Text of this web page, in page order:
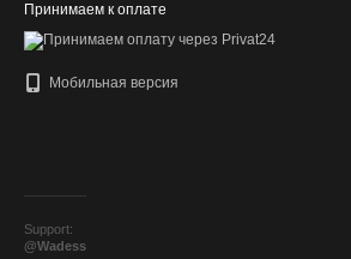
Принимаем к оплате
Мобильная версия
Support:
@Wadess